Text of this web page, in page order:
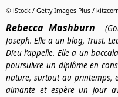
© iStock / Getty Images Plus /
Rebecca Mashburn
Joseph. Elle a un blog, Trust.
Dieu l'appelle. Elle a un
poursuivre un diplôme en
nature, surtout au printemps,
aimante et espère un jour